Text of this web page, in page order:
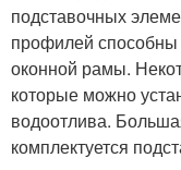
подставочных
профилей
оконной рамы.
которые можно
водоотлива.
комплектуется